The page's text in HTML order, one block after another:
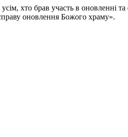
хто брав участь в оновленні та
оновлення Божого храму».